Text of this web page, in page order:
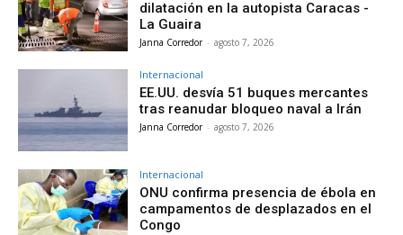
dilatación en la autopista Caracas -
La Guaira
Janna Corredor - agosto 7, 2026
Internacional
EE.UU. desvía 51 buques mercantes
tras reanudar bloqueo naval a Irán
Janna Corredor - agosto 7, 2026
Internacional
ONU confirma presencia de ébola en
campamentos de desplazados en el
Congo